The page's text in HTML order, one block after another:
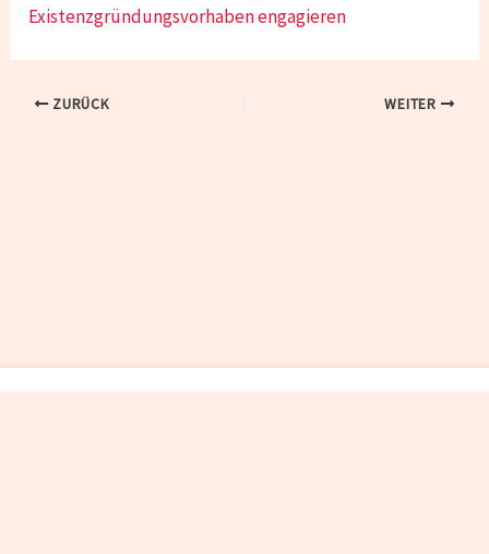
Existenzgründungsvorhaben engagieren
ZURÜCK WEITER